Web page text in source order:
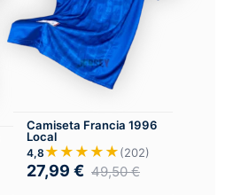
Camiseta Francia 1996
Local
4,8 ★★★★★(202)
27,99 € 49,50€